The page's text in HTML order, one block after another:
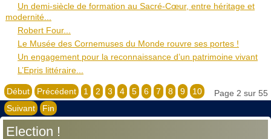
Un demi-siècle de formation au Sacré-Cœur, entre héritage et
modernité...
Robert Four...
Le Musée des Cornemuses du Monde rouvre ses portes !
Un engagement pour la reconnaissance d’un patrimoine vivant
L’Epris littéraire...
Page 2 sur 55
Début Précédent 1 2 3 4 5 6 7 8 9
10
Suivant
Fin
Election !